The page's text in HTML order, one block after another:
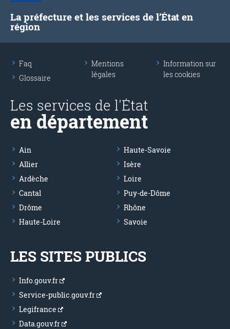
La préfecture et les services de l’État en
région
Faq
Glossaire
Mentions
légales
Information sur
les cookies
Les services de l'État
en département
Ain
Allier
Ardèche
Cantal
Drôme
Haute-Loire
Haute-Savoie
Isère
Loire
Puy-de-Dôme
Rhône
Savoie
LES SITES PUBLICS
Info.gouv.fr
Service-public.gouv.fr
Legifrance
Data.gouv.fr